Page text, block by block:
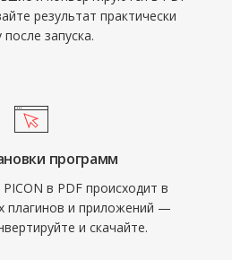
результат практически
после запуска.
программ
в PDF происходит в
плагинов и приложений —
и скачайте.